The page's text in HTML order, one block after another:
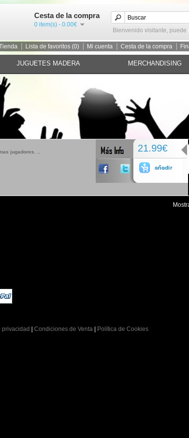
Cesta de la compra
0 item(s) - 0.00€
Bienvenido visitante, puede
Lista de favoritos (0) Mi cuenta Cesta de la compra
JUGUETES MADERA MERCHANDISING
jugadores. .. 21.99€
privacidad Condiciones de Venta| Política de Cookies